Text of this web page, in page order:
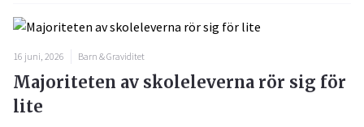
16 juni, 2026 Barn & Graviditet
Majoriteten av skoleleverna rör sig för
lite